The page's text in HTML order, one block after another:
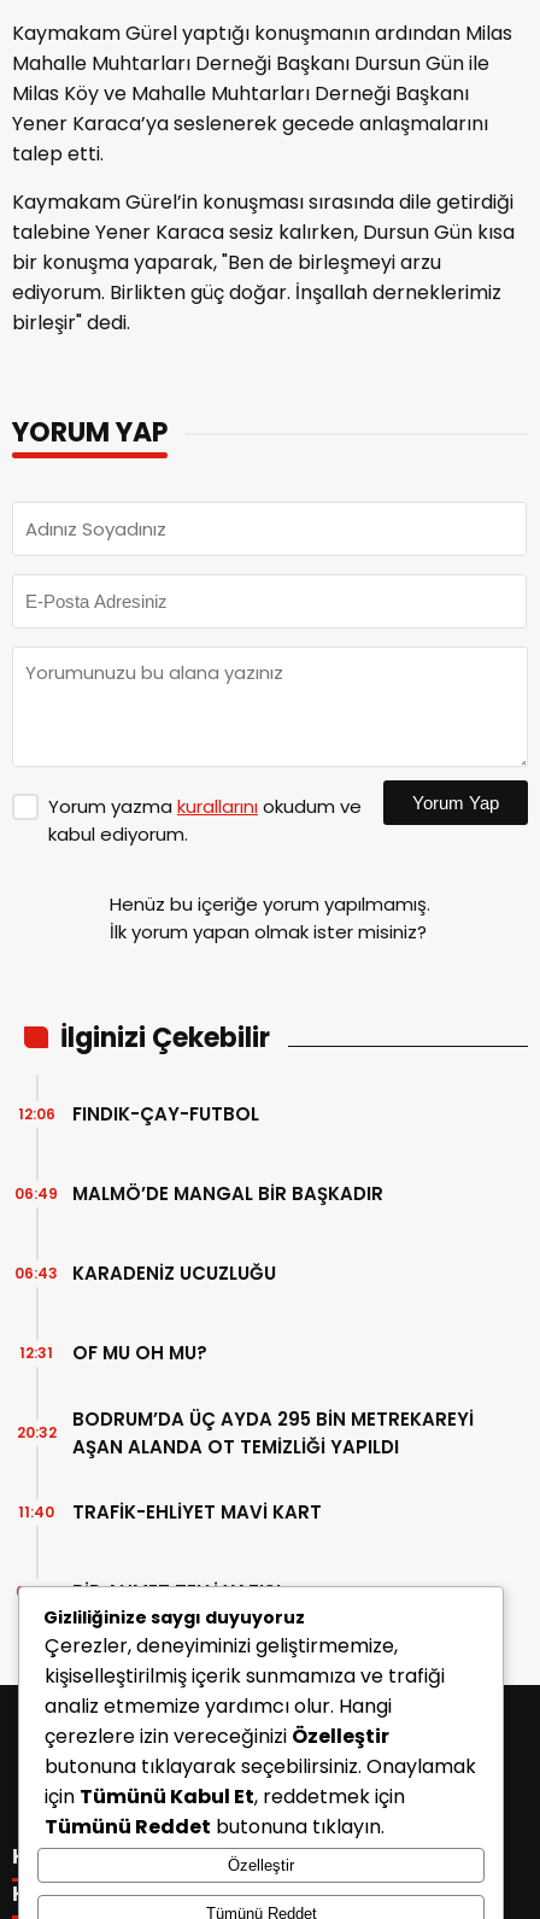
Kaymakam Gürel yaptığı konuşmanın ardından Milas
Mahalle Muhtarları Derneği Başkanı Dursun Gün ile
Milas Köy ve Mahalle Muhtarları Derneği Başkanı
Yener Karaca’ya seslenerek gecede anlaşmalarını
talep etti.
Kaymakam Gürel’in konuşması sırasında dile getirdiği
talebine Yener Karaca sesiz kalırken, Dursun Gün kısa
bir konuşma yaparak, "Ben de birleşmeyi arzu
ediyorum. Birlikten güç doğar. İnşallah derneklerimiz
birleşir" dedi.
YORUM YAP
Yorum yazma kurallarınıokudum ve
kabul ediyorum.
Yorum Yap
Henüz bu içeriğe yorum yapılmamış.
İlk yorum yapan olmak ister misiniz?
İlginizi Çekebilir
FINDIK-ÇAY-FUTBOL
12:06
MALMÖ’DE MANGAL BİR BAŞKADIR
06:49
KARADENİZ UCUZLUĞU
06:43
OF MU OH MU?
12:31
BODRUM’DA ÜÇ AYDA 295 BİN METREKAREYİ
AŞAN ALANDA OT TEMİZLİĞİ YAPILDI
20:32
TRAFİK-EHLİYET MAVİ KART
11:40
BİR AHMET TELLİ YAZISI
07:30
KATEGORİLER
Menü seçimi yapın. WP-ADMIN → Görünüm → Menüler
KISAYOLLAR
Gizliliğinize saygı duyuyoruz
Çerezler, deneyiminizi geliştirmemize,
kişiselleştirilmiş içerik sunmamıza ve trafiği
analiz etmemize yardımcı olur. Hangi
çerezlere izin vereceğinizi Özelleştir
butonuna tıklayarak seçebilirsiniz. Onaylamak
için Tümünü Kabul Et, reddetmek için
Tümünü Reddet butonuna tıklayın.
Özelleştir
Tümünü Reddet